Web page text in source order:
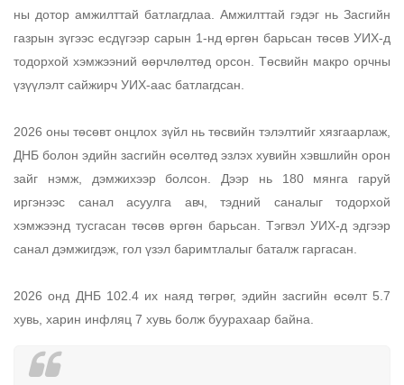
ны дотор амжилттай батлагдлаа. Амжилттай гэдэг нь Засгийн
газрын зүгээс есдүгээр сарын 1-нд өргөн барьсан төсөв УИХ-д
тодорхой хэмжээний өөрчлөлтөд орсон. Төсвийн макро орчны
үзүүлэлт сайжирч УИХ-аас батлагдсан.
2026 оны төсөвт онцлох зүйл нь төсвийн тэлэлтийг хязгаарлаж,
ДНБ болон эдийн засгийн өсөлтөд эзлэх хувийн хэвшлийн орон
зайг нэмж, дэмжихээр болсон. Дээр нь 180 мянга гаруй
иргэнээс санал асуулга авч, тэдний саналыг тодорхой
хэмжээнд тусгасан төсөв өргөн барьсан. Тэгвэл УИХ-д эдгээр
санал дэмжигдэж, гол үзэл баримтлалыг баталж гаргасан.
2026 онд ДНБ 102.4 их наяд төгрөг, эдийн засгийн өсөлт 5.7
хувь, харин инфляц 7 хувь болж буурахаар байна.